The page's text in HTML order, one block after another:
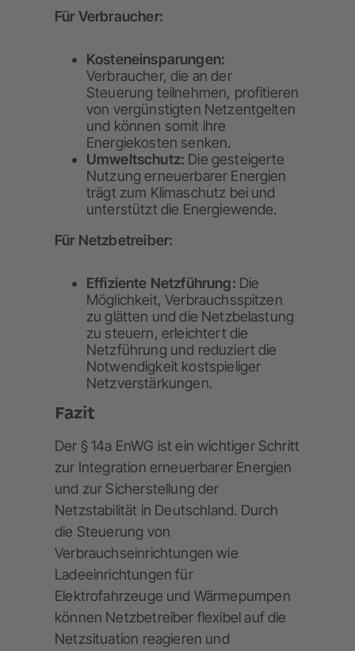
Für Verbraucher:
Kosteneinsparungen:
Verbraucher, die an der
Steuerung teilnehmen, profitieren
von vergünstigten Netzentgelten
und können somit ihre
Energiekosten senken.
Umweltschutz: Die gesteigerte
Nutzung erneuerbarer Energien
trägt zum Klimaschutz bei und
unterstützt die Energiewende.
Für Netzbetreiber:
Effiziente Netzführung: Die
Möglichkeit, Verbrauchsspitzen
zu glätten und die Netzbelastung
zu steuern, erleichtert die
Netzführung und reduziert die
Notwendigkeit kostspieliger
Netzverstärkungen.
Fazit
Der § 14a EnWG ist ein wichtiger Schritt
zur Integration erneuerbarer Energien
und zur Sicherstellung der
Netzstabilität in Deutschland. Durch
die Steuerung von
Verbrauchseinrichtungen wie
Ladeeinrichtungen für
Elektrofahrzeuge und Wärmepumpen
können Netzbetreiber flexibel auf die
Netzsituation reagieren und